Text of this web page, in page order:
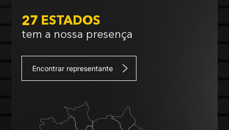
27 ESTADOS
tem a nossa presença
Encontrar representante